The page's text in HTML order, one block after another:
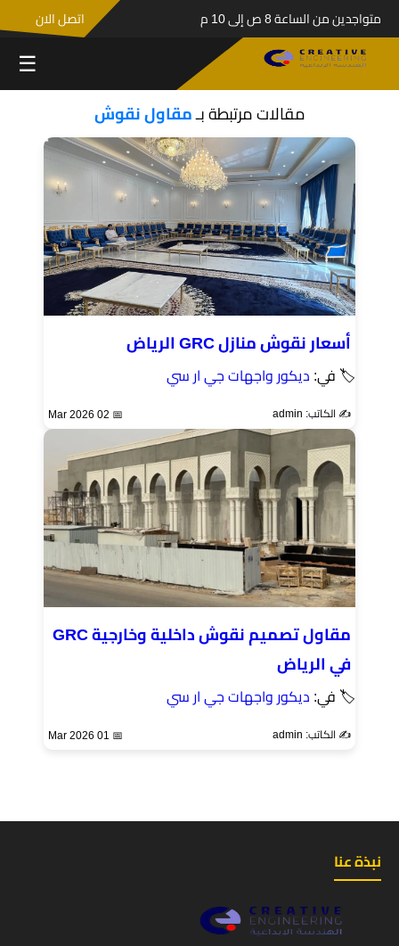
متواجدين من الساعة 8 ص إلى 10 م اتصل الان
☰
مقالات مرتبطة بـمقاول نقوش
أسعار نقوش منازل GRC الرياض
🏷 في: ديكور واجهات جي ار سي
✍️ الكاتب: admin 📅 02 Mar 2026
مقاول تصميم نقوش داخلية وخارجية GRC
في الرياض
🏷 في: ديكور واجهات جي ار سي
✍️ الكاتب: admin 📅 01 Mar 2026
نبذة عنا